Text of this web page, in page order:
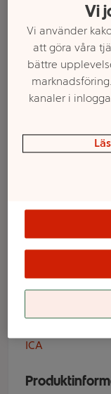
ICA
Varumärke
ICA
Vi
Vi använder
att göra våra
bättre
kanaler i